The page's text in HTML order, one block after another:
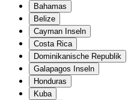
Bahamas
Belize
Cayman Inseln
Costa Rica
Dominikanische Republik
Galapagos Inseln
Honduras
Kuba